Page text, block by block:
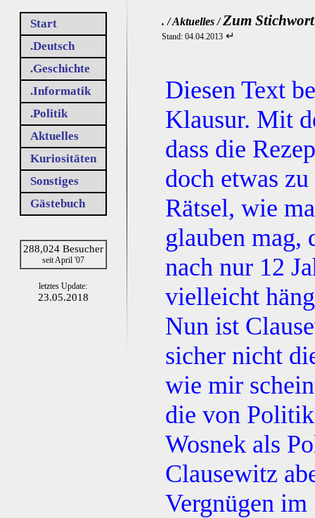
Start
.Deutsch
.Geschichte
.Informatik
.Politik
Aktuelles
Kuriositäten
Sonstiges
Gästebuch
288,024 Besucher
seit April '07
letztes Update:
23.05.2018
. / Aktuelles /Zum
Stand: 04.04.2013 ↵
Diesen Text
Klausur. Mit
dass die
doch etwas
Rätsel, wie
glauben mag,
nach nur 12
vielleicht
Nun ist
sicher nicht
wie mir
die von
Wosnek als
Clausewitz
Vergnügen